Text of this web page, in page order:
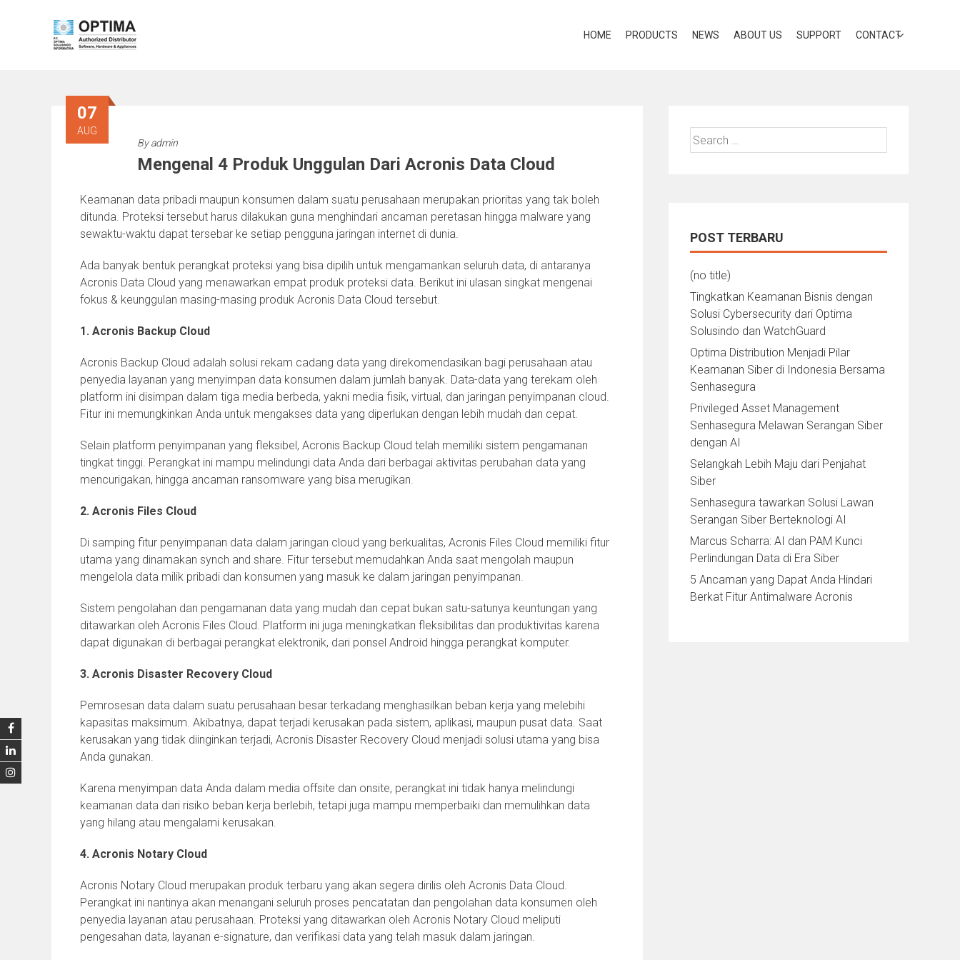
HOME PRODUCTS NEWS ABOUT US SUPPORT CONTACT
07
AUG
Byadmin
Mengenal 4 Produk Unggulan Dari Acronis Data Cloud
Keamanan data pribadi maupun konsumen dalam suatu perusahaan merupakan prioritas yang tak boleh
ditunda. Proteksi tersebut harus dilakukan guna menghindari ancaman peretasan hingga malware yang
sewaktu-waktu dapat tersebar ke setiap pengguna jaringan internet di dunia.
Ada banyak bentuk perangkat proteksi yang bisa dipilih untuk mengamankan seluruh data, di antaranya
Acronis Data Cloud yang menawarkan empat produk proteksi data. Berikut ini ulasan singkat mengenai
fokus & keunggulan masing-masing produk Acronis Data Cloud tersebut.
1. Acronis Backup Cloud
Acronis Backup Cloud adalah solusi rekam cadang data yang direkomendasikan bagi perusahaan atau
penyedia layanan yang menyimpan data konsumen dalam jumlah banyak. Data-data yang terekam oleh
platform ini disimpan dalam tiga media berbeda, yakni media fisik, virtual, dan jaringan penyimpanan cloud.
Fitur ini memungkinkan Anda untuk mengakses data yang diperlukan dengan lebih mudah dan cepat.
Selain platform penyimpanan yang fleksibel, Acronis Backup Cloud telah memiliki sistem pengamanan
tingkat tinggi. Perangkat ini mampu melindungi data Anda dari berbagai aktivitas perubahan data yang
mencurigakan, hingga ancaman ransomware yang bisa merugikan.
2. Acronis Files Cloud
Di samping fitur penyimpanan data dalam jaringan cloud yang berkualitas, Acronis Files Cloud memiliki fitur
utama yang dinamakan synch and share. Fitur tersebut memudahkan Anda saat mengolah maupun
mengelola data milik pribadi dan konsumen yang masuk ke dalam jaringan penyimpanan.
Sistem pengolahan dan pengamanan data yang mudah dan cepat bukan satu-satunya keuntungan yang
ditawarkan oleh Acronis Files Cloud. Platform ini juga meningkatkan fleksibilitas dan produktivitas karena
dapat digunakan di berbagai perangkat elektronik, dari ponsel Android hingga perangkat komputer.
3. Acronis Disaster Recovery Cloud
Pemrosesan data dalam suatu perusahaan besar terkadang menghasilkan beban kerja yang melebihi
kapasitas maksimum. Akibatnya, dapat terjadi kerusakan pada sistem, aplikasi, maupun pusat data. Saat
kerusakan yang tidak diinginkan terjadi, Acronis Disaster Recovery Cloud menjadi solusi utama yang bisa
Anda gunakan.
Karena menyimpan data Anda dalam media offsite dan onsite, perangkat ini tidak hanya melindungi
keamanan data dari risiko beban kerja berlebih, tetapi juga mampu memperbaiki dan memulihkan data
yang hilang atau mengalami kerusakan.
4. Acronis Notary Cloud
Acronis Notary Cloud merupakan produk terbaru yang akan segera dirilis oleh Acronis Data Cloud.
Perangkat ini nantinya akan menangani seluruh proses pencatatan dan pengolahan data konsumen oleh
penyedia layanan atau perusahaan. Proteksi yang ditawarkan oleh Acronis Notary Cloud meliputi
pengesahan data, layanan e-signature, dan verifikasi data yang telah masuk dalam jaringan.
Search
for:
POST TERBARU
(no title)
Tingkatkan Keamanan Bisnis dengan
Solusi Cybersecurity dari Optima
Solusindo dan WatchGuard
Optima Distribution Menjadi Pilar
Keamanan Siber di Indonesia Bersama
Senhasegura
Privileged Asset Management
Senhasegura Melawan Serangan Siber
dengan AI
Selangkah Lebih Maju dari Penjahat
Siber
Senhasegura tawarkan Solusi Lawan
Serangan Siber Berteknologi AI
Marcus Scharra: AI dan PAM Kunci
Perlindungan Data di Era Siber
5 Ancaman yang Dapat Anda Hindari
Berkat Fitur Antimalware Acronis